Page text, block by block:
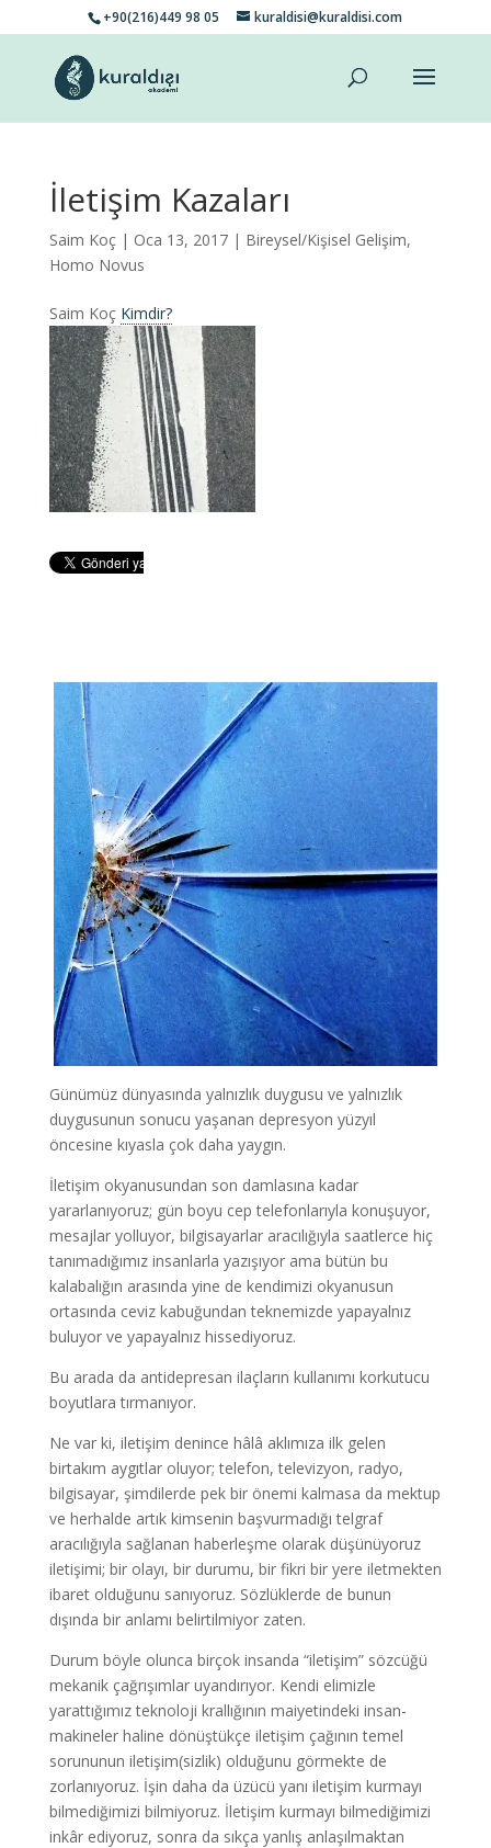
+90(216)449 98 05 kuraldisi@kuraldisi.com
İletişim Kazaları
Saim Koç| Oca 13, 2017 | Bireysel/Kişisel Gelişim,
Homo Novus
Saim Koç Kimdir?
Günümüz dünyasında yalnızlık duygusu ve yalnızlık
duygusunun sonucu yaşanan depresyon yüzyıl
öncesine kıyasla çok daha yaygın.
İletişim okyanusundan son damlasına kadar
yararlanıyoruz; gün boyu cep telefonlarıyla konuşuyor,
mesajlar yolluyor, bilgisayarlar aracılığıyla saatlerce hiç
tanımadığımız insanlarla yazışıyor ama bütün bu
kalabalığın arasında yine de kendimizi okyanusun
ortasında ceviz kabuğundan teknemizde yapayalnız
buluyor ve yapayalnız hissediyoruz.
Bu arada da antidepresan ilaçların kullanımı korkutucu
boyutlara tırmanıyor.
Ne var ki, iletişim denince hâlâ aklımıza ilk gelen
birtakım aygıtlar oluyor; telefon, televizyon, radyo,
bilgisayar, şimdilerde pek bir önemi kalmasa da mektup
ve herhalde artık kimsenin başvurmadığı telgraf
aracılığıyla sağlanan haberleşme olarak düşünüyoruz
iletişimi; bir olayı, bir durumu, bir fikri bir yere iletmekten
ibaret olduğunu sanıyoruz. Sözlüklerde de bunun
dışında bir anlamı belirtilmiyor zaten.
Durum böyle olunca birçok insanda “iletişim” sözcüğü
mekanik çağrışımlar uyandırıyor. Kendi elimizle
yarattığımız teknoloji krallığının maiyetindeki insan-
makineler haline dönüştükçe iletişim çağının temel
sorununun iletişim(sizlik) olduğunu görmekte de
zorlanıyoruz. İşin daha da üzücü yanı iletişim kurmayı
bilmediğimizi bilmiyoruz. İletişim kurmayı bilmediğimizi
inkâr ediyoruz, sonra da sıkça yanlış anlaşılmaktan